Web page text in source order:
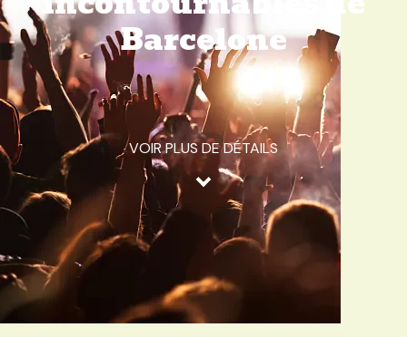
Barcelone
VOIR PLUS DE DÉTAILS
Accueil /Expériences